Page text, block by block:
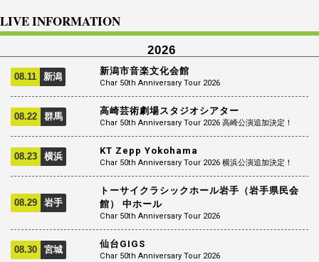
LIVE INFORMATION
2026
08.11 新潟 新潟市音楽文化会館
Char 50th Anniversary Tour 2026
08.22 群馬 高崎芸術劇場スタジオシアター
Char 50th Anniversary Tour 2026 高崎公演追加決定！
08.23 横浜 KT Zepp Yokohama
Char 50th Anniversary Tour 2026 横浜公演追加決定！
08.29 岩手
トーサイクラシックホール岩手（岩手県民会
館） 中ホール
Char 50th Anniversary Tour 2026
08.30 宮城 仙台GIGS
Char 50th Anniversary Tour 2026